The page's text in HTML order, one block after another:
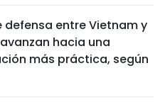
defensa entre Vietnam y
hacia una
más práctica, según